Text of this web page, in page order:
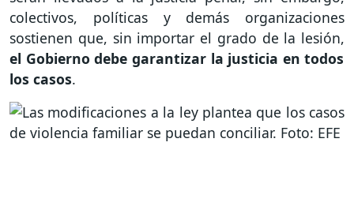
colectivos, políticas y demás organizaciones
sostienen que, sin importar el grado de la lesión,
el Gobierno debe garantizar la justicia en todos
los casos.